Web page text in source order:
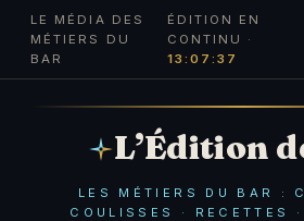
LE MÉDIA DES
MÉTIERS DU
BAR
ÉDITION EN
CONTINU ·
13:07:37
L’Édition
LES MÉTIERS DU BAR :
COULISSES · RECETTES